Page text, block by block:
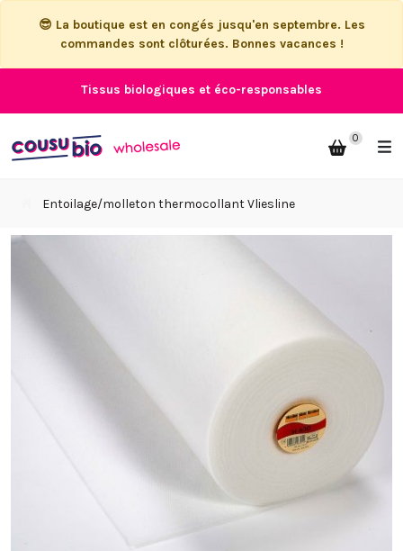
😎 La boutique est en congés jusqu'en septembre. Les
commandes sont clôturées. Bonnes vacances !
Tissus biologiques et éco-responsables
0
Entoilage/molleton thermocollant Vliesline